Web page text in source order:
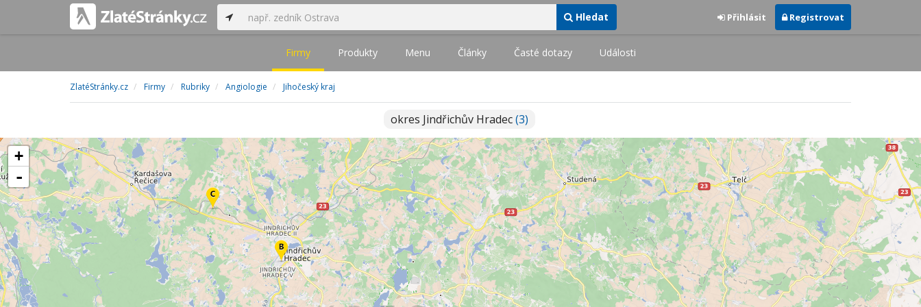
Hledat Přihlásit Registrovat
Firmy Produkty Menu Články Časté dotazy Události
ZlatéStránky.cz Firmy Rubriky Angiologie Jihočeský kraj
okres Jindřichův Hradec(3)
+
-